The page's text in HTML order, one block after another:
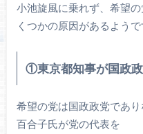
小池旋風に乗れず、希望
くつかの原因があるようで
①東京都知事が国政
希望の党は国政政党であ
百合子氏が党の代表を